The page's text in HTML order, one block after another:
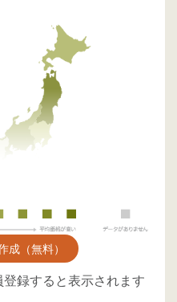
成（無料）
録すると表示されます